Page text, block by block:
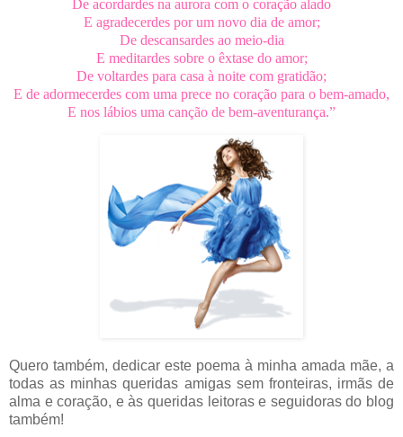
De acordardes na aurora com o coração alado
E agradecerdes por um novo dia de amor;
De descansardes ao meio-dia
E meditardes sobre o êxtase do amor;
De voltardes para casa à noite com gratidão;
E de adormecerdes com uma prece no coração para o bem-amado,
E nos lábios uma canção de bem-aventurança.”
Quero também, dedicar este poema à minha amada mãe, a
todas as minhas queridas amigas sem fronteiras, irmãs de
alma e coração, e às queridas leitoras e seguidoras do blog
também!